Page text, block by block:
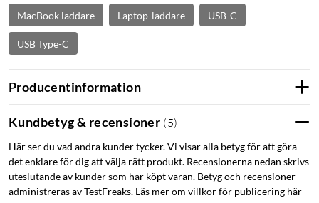
MacBook laddare Laptop-laddare USB-C
USB Type-C
Producentinformation
Kundbetyg & recensioner (5)
Här ser du vad andra kunder tycker. Vi visar alla betyg för att göra
det enklare för dig att välja rätt produkt. Recensionerna nedan skrivs
uteslutande av kunder som har köpt varan. Betyg och recensioner
administreras av TestFreaks. Läs mer om villkor för publicering här